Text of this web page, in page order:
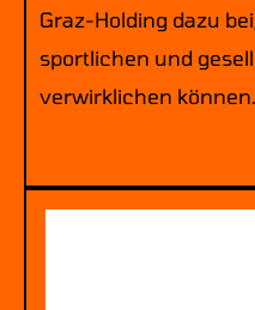
Graz-Holding dazu
sportlichen und
verwirklichen können.